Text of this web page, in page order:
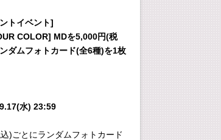
トイベント]
COLOR] MDを5,000円(税
ダムフォトカード(全6種)を1枚
水) 23:59
)ごとにランダムフォトカード